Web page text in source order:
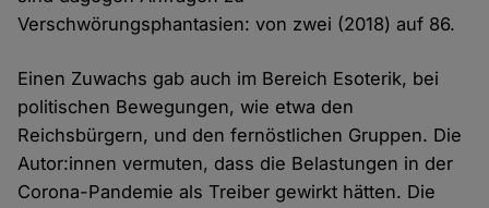
Verschwörungsphantasien: von zwei (2018) auf 86.
Einen Zuwachs gab auch im Bereich Esoterik, bei
politischen Bewegungen, wie etwa den
Reichsbürgern, und den fernöstlichen Gruppen. Die
Autor:innen vermuten, dass die Belastungen in der
Corona-Pandemie als Treiber gewirkt hätten. Die